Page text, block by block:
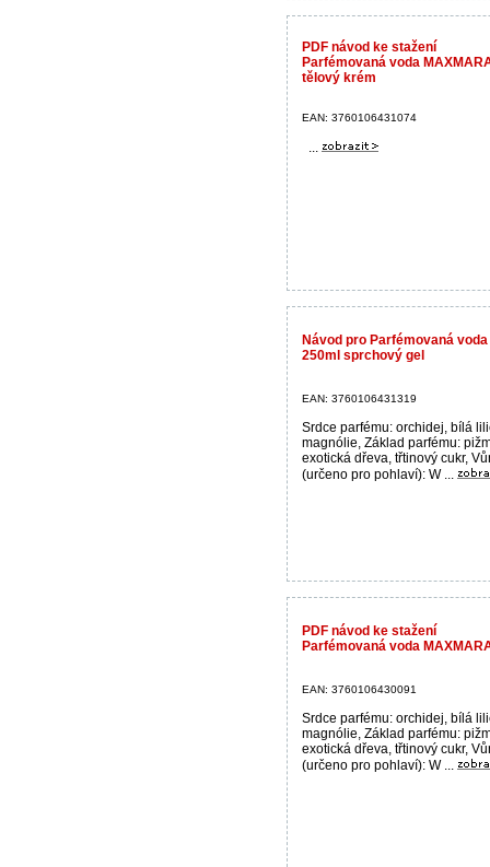
PDF návod ke stažení
Parfémovaná voda
tělový krém
EAN: 3760106431074
...
Návod pro Parfémovaná
250ml sprchový gel
EAN: 3760106431319
Srdce parfému: orchidej, bílá
magnólie, Základ parfému:
exotická dřeva, třtinový cukr,
(určeno pro pohlaví): W ...
PDF návod ke stažení
Parfémovaná voda
EAN: 3760106430091
Srdce parfému: orchidej, bílá
magnólie, Základ parfému:
exotická dřeva, třtinový cukr,
(určeno pro pohlaví): W ...